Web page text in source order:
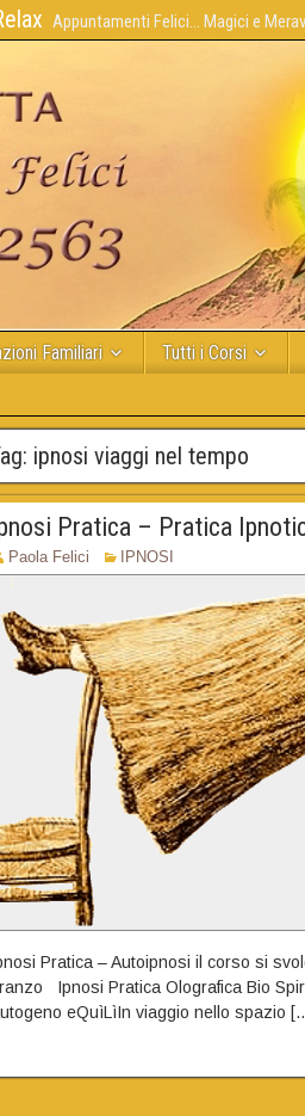
Appuntamenti Felici... Magici e
Familiari Tutti i Corsi
ipnosi viaggi nel tempo
Pratica – Pratica
Paola Felici IPNOSI
Pratica – Autoipnosi il corso si
Ipnosi Pratica Olografica Bio
eQuìLìIn viaggio nello spazio